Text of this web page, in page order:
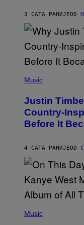
E
S
T
V
A
L
)
E
N
)
R
M
R
/
G
E
T
I
M
A
G
E
3 САТА РАНИЈЕOD
P
T
O
B
Y
R
S
O
P
H
E
P
Music
Justin
Country-
Before It
4 САТА РАНИЈЕOD
P
Music